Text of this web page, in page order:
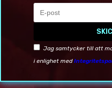
Jag samtycker till att
i enlighet med